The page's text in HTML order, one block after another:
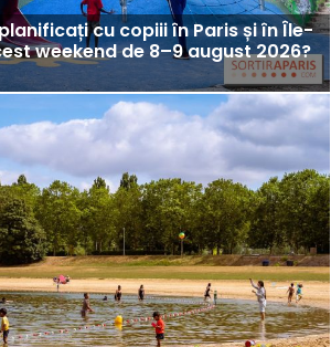
cu copiii în Paris și în Île-
weekend de 8–9 august 2026?